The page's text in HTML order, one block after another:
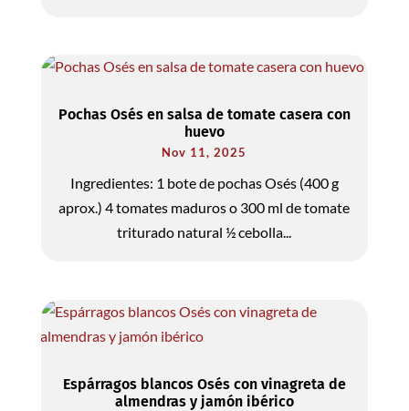
Pochas Osés en salsa de tomate casera con
huevo
Nov 11, 2025
Ingredientes: 1 bote de pochas Osés (400 g
aprox.) 4 tomates maduros o 300 ml de tomate
triturado natural ½ cebolla...
Espárragos blancos Osés con vinagreta de
almendras y jamón ibérico